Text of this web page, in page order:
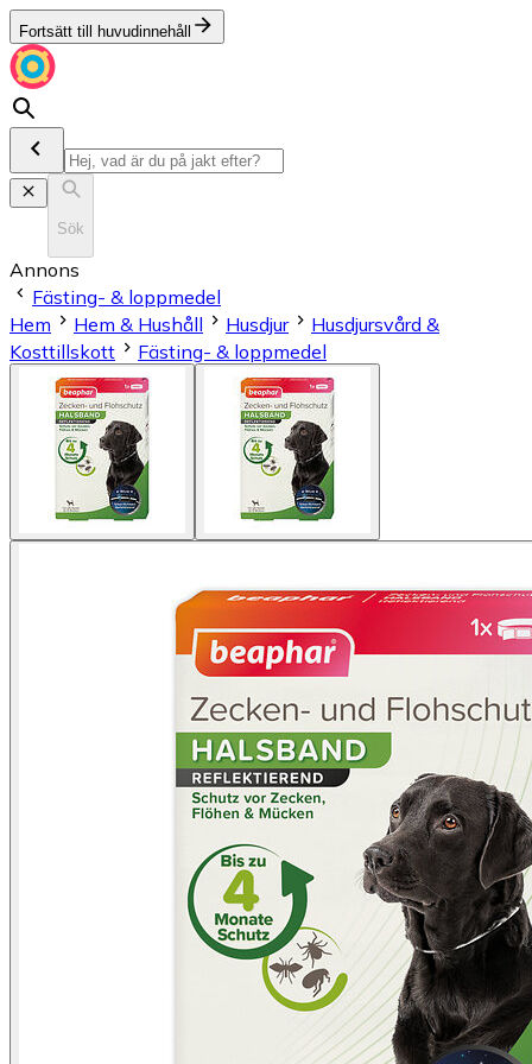
Fortsätt till huvudinnehåll
Sök
Annons
Fästing- & loppmedel
Hem
Hem & Hushåll Husdjur
Husdjursvård &
Kosttillskott
Fästing- & loppmedel